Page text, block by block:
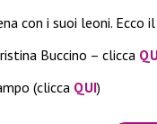
con i suoi leoni. Ecco
Buccino – clicca
(clicca QUI)